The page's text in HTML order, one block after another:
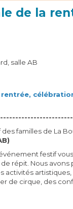
de la
salle AB
familles de La
festif
répit. Nous avons
activités
de cirque, des